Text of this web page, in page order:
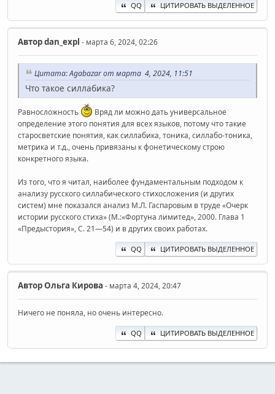
QQ ЦИТИРОВАТЬ ВЫДЕЛЕННОЕ
Авторdan_expl - марта 6, 2024, 02:26
Цитата: Agabazar от марта 4, 2024, 11:51
Что такое силлабика?
Равносложность
Вряд ли можно дать универсальное
определение этого понятия для всех языков, потому что такие
старосветские понятия, как силлабика, тоника, силлабо-тоника,
метрика и т.д., очень привязаны к фонетическому строю
конкретного языка.
Из того, что я читал, наиболее фундаментальным подходом к
анализу русского силлабического стихосложения (и других
систем) мне показался анализ М.Л. Гаспаровым в труде «Очерк
истории русского стиха» (М.:«Фортуна лимитед», 2000. Глава 1
«Предыстория», С. 21—54) и в других своих работах.
QQ ЦИТИРОВАТЬ ВЫДЕЛЕННОЕ
АвторОльга Кирова - марта 4, 2024, 20:47
Ничего не поняла, но очень интересно.
QQ ЦИТИРОВАТЬ ВЫДЕЛЕННОЕ